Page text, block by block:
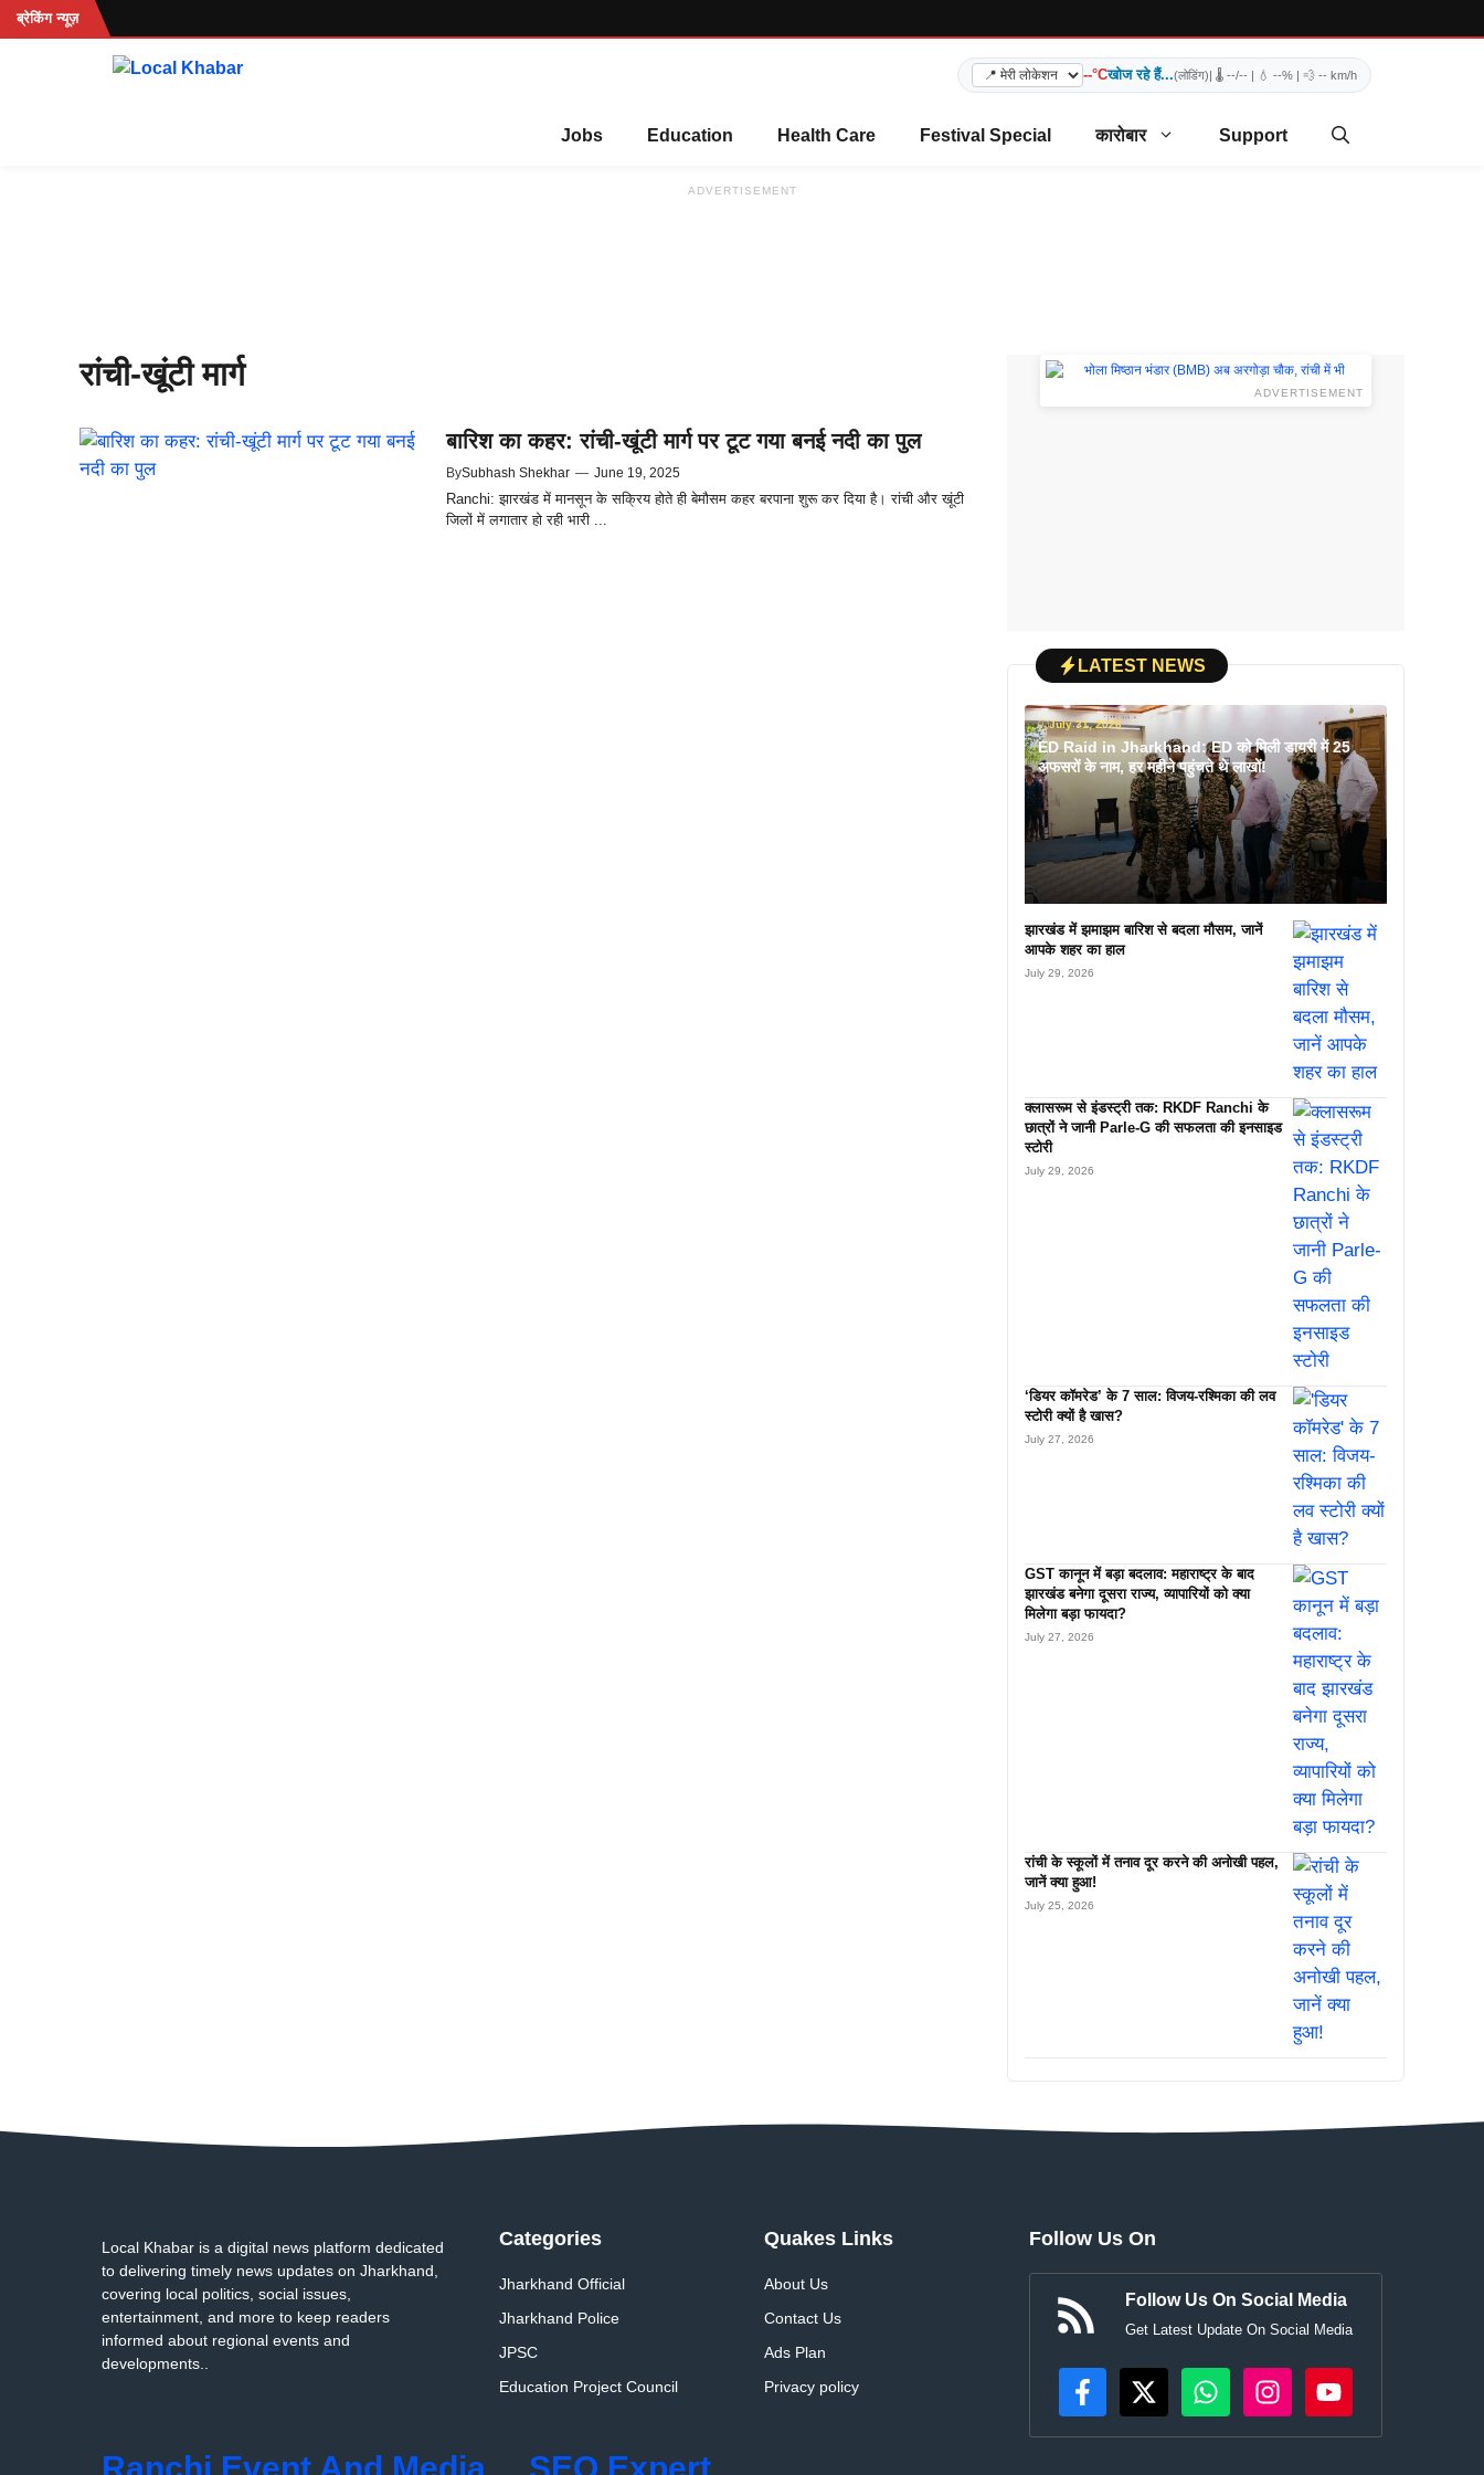
Skip
to
ब्रेकिंग न्यूज़
--°Cखोज रहे हैं...(लोडिंग)| 🌡️ --/-- | 💧 --% | 💨 -- km/h
Jobs Education Health Care Festival Special कारोबार Support
ADVERTISEMENT
रांची-खूंटी मार्ग
बारिश का कहर: रांची-खूंटी मार्ग पर टूट गया बनई नदी का पुल
BySubhash Shekhar — June 19, 2025
Ranchi: झारखंड में मानसून के सक्रिय होते ही बेमौसम कहर बरपाना शुरू कर दिया है। रांची और खूंटी
जिलों में लगातार हो रही भारी ...
ADVERTISEMENT
LATEST NEWS
July 31, 2026
ED Raid in Jharkhand: ED को मिली डायरी में 25
अफसरों के नाम, हर महीने पहुंचते थे लाखों!
झारखंड में झमाझम बारिश से बदला मौसम, जानें
आपके शहर का हाल
July 29, 2026
क्लासरूम से इंडस्ट्री तक: RKDF Ranchi के
छात्रों ने जानी Parle-G की सफलता की इनसाइड
स्टोरी
July 29, 2026
‘डियर कॉमरेड’ के 7 साल: विजय-रश्मिका की लव
स्टोरी क्यों है खास?
July 27, 2026
GST कानून में बड़ा बदलाव: महाराष्ट्र के बाद
झारखंड बनेगा दूसरा राज्य, व्यापारियों को क्या
मिलेगा बड़ा फायदा?
July 27, 2026
रांची के स्कूलों में तनाव दूर करने की अनोखी पहल,
जानें क्या हुआ!
July 25, 2026
Local Khabar is a digital news platform dedicated
to delivering timely news updates on Jharkhand,
covering local politics, social issues,
entertainment, and more to keep readers
informed about regional events and
developments..
Categories
Jharkhand Official
Jharkhand Police
JPSC
Education Project Council
Quakes Links
About Us
Contact Us
Ads Plan
Privacy policy
Follow Us On
Follow Us On Social Media
Get Latest Update On Social Media